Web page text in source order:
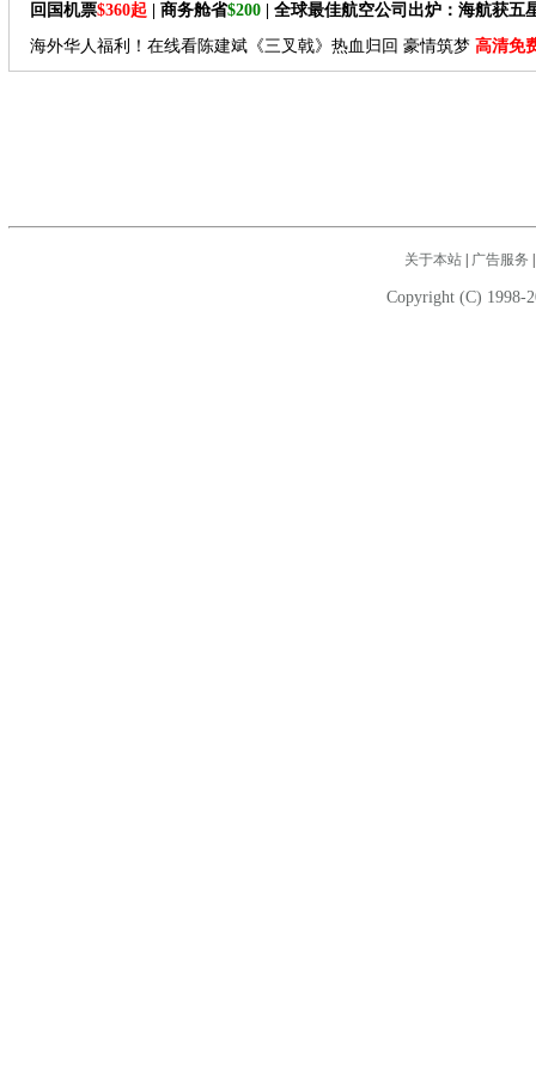
回国机票$360起 | 商务舱省$200 | 全球最佳航空公司出炉：海航获五
海外华人福利！在线看陈建斌《三叉戟》热血归回 豪情筑梦 高清免
关于本站| 广告服务
Copyright (C) 1998-